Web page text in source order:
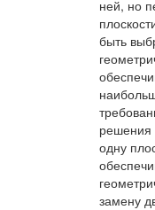
ней, но
быть
решения
одну
замену